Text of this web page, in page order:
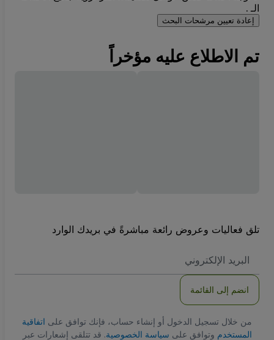
الـ .
إعادة تعيين مرشحات البحث
تم الاطلاع عليه مؤخراً
تلق فعاليات وعروض رائعة مباشرةً في بريدك الوارد
الاكتروني
انضم إلى القائمة
من خلال تسجيل الدخول أو إنشاء حساب، فإنك توافق على اتفاقية
المستخدم وتوافق على سياسة الخصوصية. قد تتلقى إشعارات عبر